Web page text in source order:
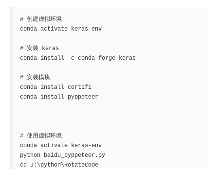
# 创建虚拟环境
conda activate keras-env
# 安装 keras
conda install -c conda-forge keras
# 安装模块
conda install certifi
conda install pyppeteer
# 使用虚拟环境
conda activate keras-env
python baidu_pyppeteer.py
cd J:\python\RotateCode